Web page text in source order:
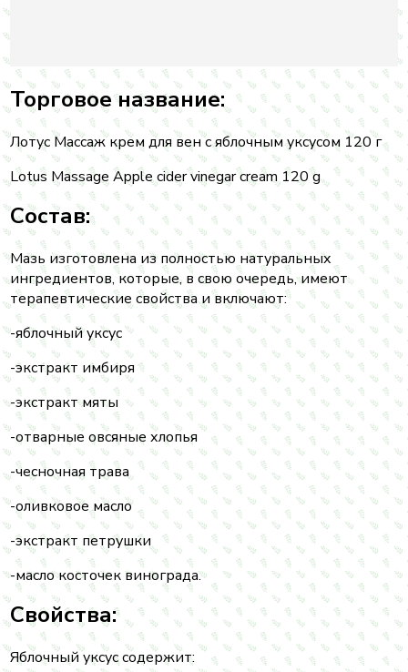
Торговое название:
Лотус Массаж крем для вен с яблочным уксусом 120 г
Lotus Massage Apple cider vinegar cream 120 g
Состав:
Мазь изготовлена из полностью натуральных
ингредиентов, которые, в свою очередь, имеют
терапевтические свойства и включают:
-яблочный уксус
-экстракт имбиря
-экстракт мяты
-отварные овсяные хлопья
-чесночная трава
-оливковое масло
-экстракт петрушки
-масло косточек винограда.
Свойства:
Яблочный уксус содержит: